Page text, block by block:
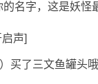
名字，这是妖怪
声]
买了三文鱼罐头